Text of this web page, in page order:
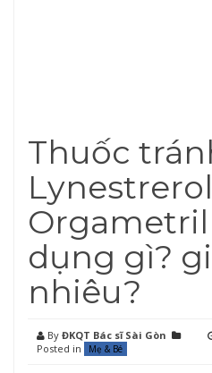
Thuốc
dụng gì?
nhiêu?
By ĐKQT Bác sĩ Sài Gòn
Posted in
Mẹ & Bé